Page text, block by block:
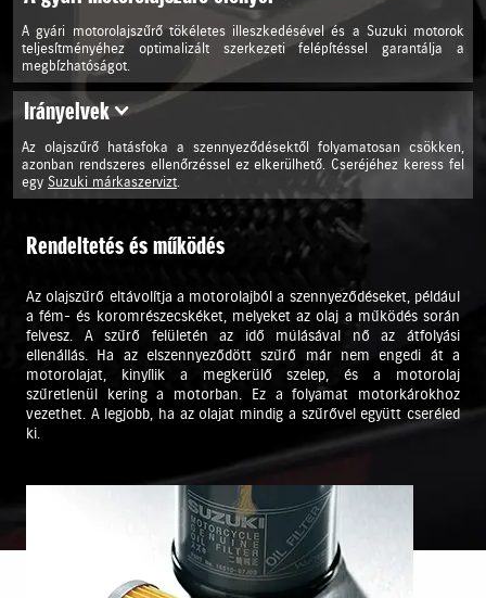
A gyári motorolajszűrő tökéletes illeszkedésével és a Suzuki motorok
teljesítményéhez optimalizált szerkezeti felépítéssel garantálja a
megbízhatóságot.
Irányelvek
Az olajszűrő hatásfoka a szennyeződésektől folyamatosan csökken,
azonban rendszeres ellenőrzéssel ez elkerülhető. Cseréjéhez keress fel
egy Suzuki márkaszervizt.
Rendeltetés és működés
Az olajszűrő eltávolítja a motorolajból a szennyeződéseket, például
a fém- és koromrészecskéket, melyeket az olaj a működés során
felvesz. A szűrő felületén az idő múlásával nő az átfolyási
ellenállás. Ha az elszennyeződött szűrő már nem engedi át a
motorolajat, kinyílik a megkerülő szelep, és a motorolaj
szűretlenül kering a motorban. Ez a folyamat motorkárokhoz
vezethet. A legjobb, ha az olajat mindig a szűrővel együtt cseréled
ki.